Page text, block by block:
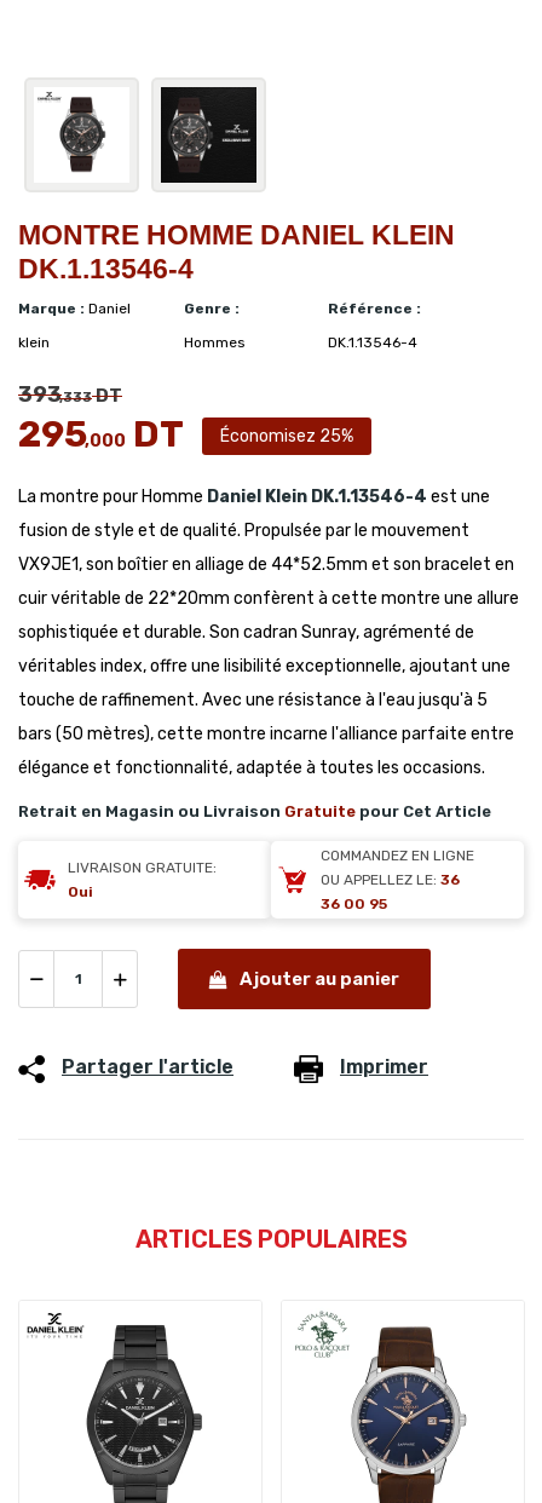
MONTRE HOMME DANIEL KLEIN
DK.1.13546-4
Marque : Daniel
klein
Genre :
Hommes
Référence :
DK.1.13546-4
393,333DT
295,000 DT Économisez 25%
La montre pour Homme Daniel Klein DK.1.13546-4 est une
fusion de style et de qualité. Propulsée par le mouvement
VX9JE1, son boîtier en alliage de 44*52.5mm et son bracelet en
cuir véritable de 22*20mm confèrent à cette montre une allure
sophistiquée et durable. Son cadran Sunray, agrémenté de
véritables index, offre une lisibilité exceptionnelle, ajoutant une
touche de raffinement. Avec une résistance à l'eau jusqu'à 5
bars (50 mètres), cette montre incarne l'alliance parfaite entre
élégance et fonctionnalité, adaptée à toutes les occasions.
Retrait en Magasin ou Livraison Gratuite pour Cet Article
LIVRAISON GRATUITE:
Oui
COMMANDEZ EN LIGNE
OU APPELLEZ LE: 36
36 00 95
Ajouter au panier
Partager l'article Imprimer
ARTICLES POPULAIRES